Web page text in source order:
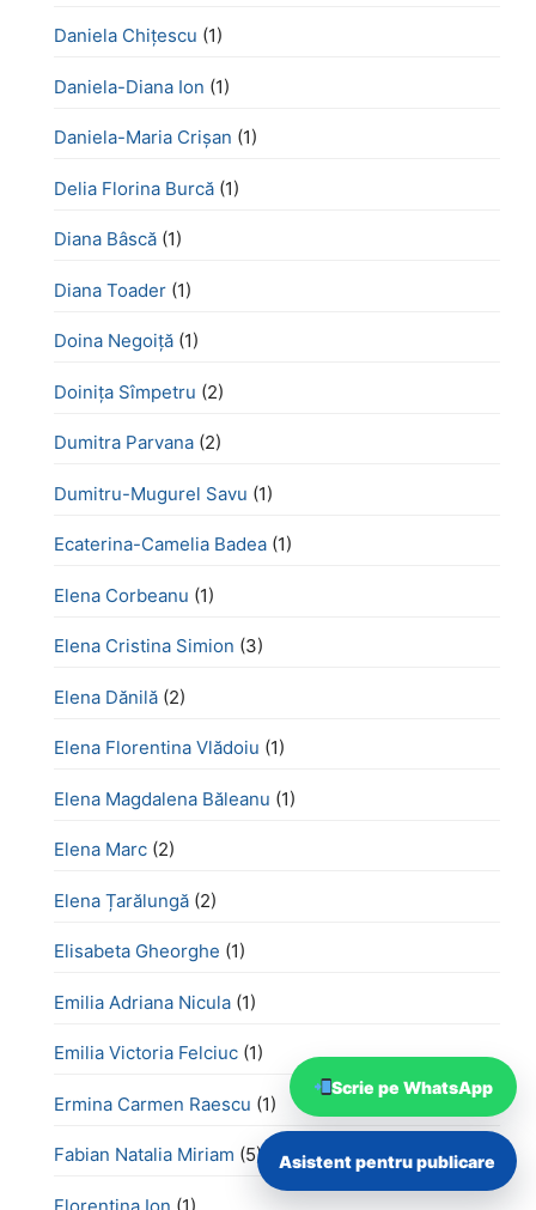
Daniela Chiţescu (1)
Daniela-Diana Ion (1)
Daniela-Maria Crișan (1)
Delia Florina Burcă (1)
Diana Bâscă (1)
Diana Toader (1)
Doina Negoiță (1)
Doinița Sîmpetru (2)
Dumitra Parvana (2)
Dumitru-Mugurel Savu (1)
Ecaterina-Camelia Badea (1)
Elena Corbeanu (1)
Elena Cristina Simion (3)
Elena Dănilă (2)
Elena Florentina Vlădoiu (1)
Elena Magdalena Băleanu (1)
Elena Marc (2)
Elena Țarălungă (2)
Elisabeta Gheorghe (1)
Emilia Adriana Nicula (1)
Emilia Victoria Felciuc (1)
Ermina Carmen Raescu (1)
Fabian Natalia Miriam (5)
Florentina Ion (1)
Scrie pe WhatsApp
Asistent pentru publicare